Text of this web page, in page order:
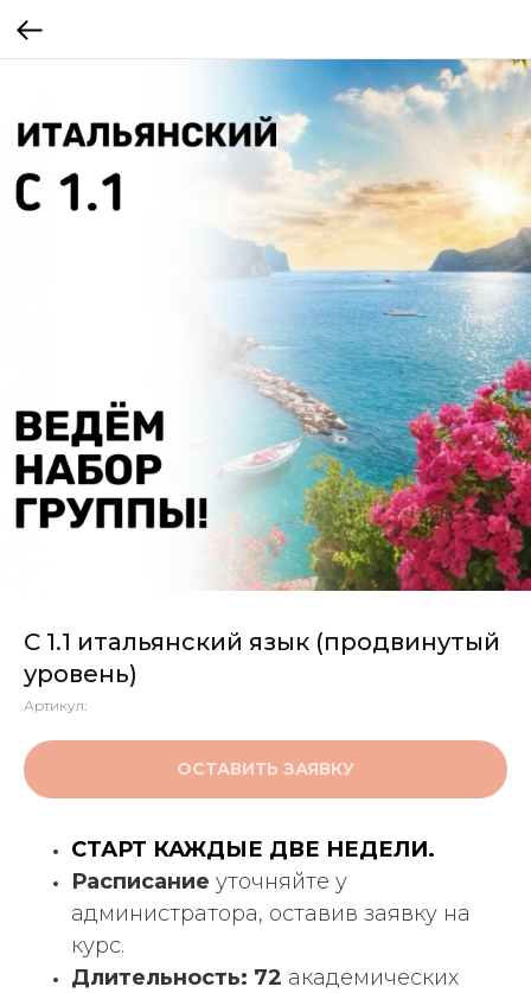
С 1.1 итальянский язык (продвинутый
уровень)
Артикул:
ОСТАВИТЬ ЗАЯВКУ
СТАРТ КАЖДЫЕ ДВЕ НЕДЕЛИ.
Расписание уточняйте у
администратора, оставив заявку на
курс.
Длительность: 72 академических